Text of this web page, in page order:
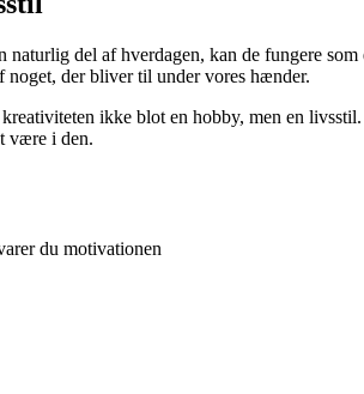
naturlig del af hverdagen, kan de fungere
noget, der bliver til under vores hænder.
ikke blot en hobby, men en
være i den.
du motivationen